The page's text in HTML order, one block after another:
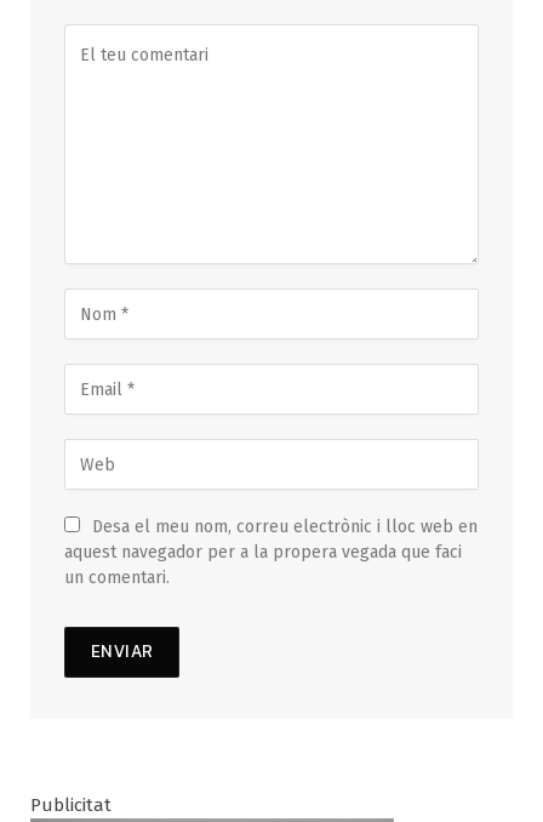
Desa el meu nom, correu electrònic i lloc web en
aquest navegador per a la propera vegada que faci
un comentari.
Publicitat